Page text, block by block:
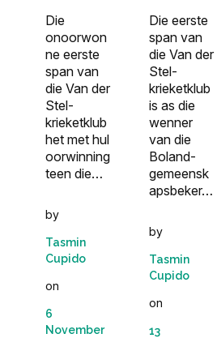
Die
onoorwon
ne eerste
span van
die Van der
Stel-
krieketklub
het met hul
oorwinning
teen die…
by
Tasmin
Cupido
on
6
November
Die eerste
span van
die Van der
Stel-
krieketklub
is as die
wenner
van die
Boland-
gemeensk
apsbeker…
by
Tasmin
Cupido
on
13